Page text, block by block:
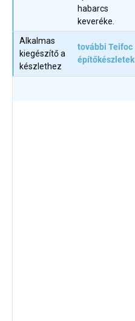
habarcs
keveréke.
Alkalmas
kiegészítő a
készlethez
további Teifoc
építőkészletek